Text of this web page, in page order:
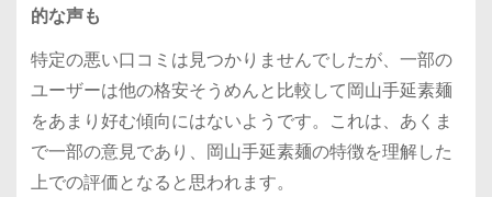
的な声も
特定の悪い口コミは見つかりませんでしたが、一部の
ユーザーは他の格安そうめんと比較して岡山手延素麺
をあまり好む傾向にはないようです。これは、あくま
で一部の意見であり、岡山手延素麺の特徴を理解した
上での評価となると思われます。